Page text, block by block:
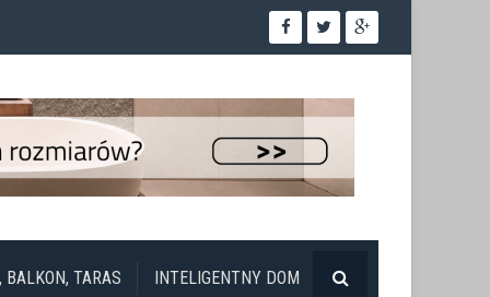
BALKON, TARAS INTELIGENTNY DOM